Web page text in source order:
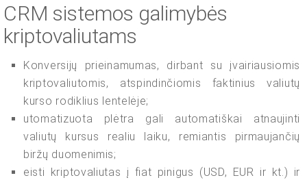
CRM sistemos galimybės
kriptovaliutams
Konversijų prieinamumas, dirbant su įvairiausiomis
kriptovaliutomis, atspindinčiomis faktinius valiutų
kurso rodiklius lentelėje;
utomatizuota plėtra gali automatiškai atnaujinti
valiutų kursus realiu laiku, remiantis pirmaujančių
biržų duomenimis;
eisti kriptovaliutas į fiat pinigus (USD, EUR ir kt.) ir